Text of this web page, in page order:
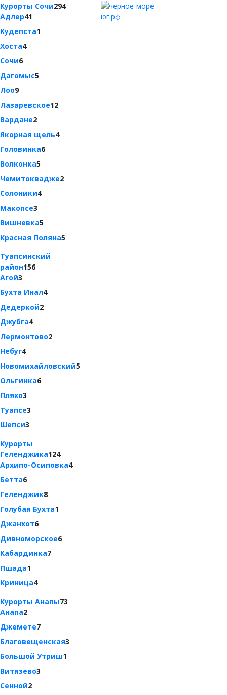
Курорты Сочи294
Адлер41
Кудепста1
Хоста4
Сочи6
Дагомыс5
Лоо9
Лазаревское12
Вардане2
Якорная щель4
Головинка6
Волконка5
Чемитоквадже2
Солоники4
Макопсе3
Вишневка5
Красная Поляна5
Туапсинский
район156
Агой3
Бухта Инал4
Дедеркой2
Джубга4
Лермонтово2
Небуг4
Новомихайловский5
Ольгинка6
Пляхо3
Туапсе3
Шепси3
Курорты
Геленджика124
Архипо-Осиповка4
Бетта6
Геленджик8
Голубая Бухта1
Джанхот6
Дивноморское6
Кабардинка7
Пшада1
Криница4
Курорты Анапы73
Анапа2
Джемете7
Благовещенская3
Большой Утриш1
Витязево3
Сенной2